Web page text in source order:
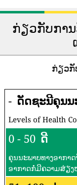
ກ່ຽວກັບກາ
ກ່ຽວ
- ດັດຊະນີຄຸນນ
Levels of Health
0 - 50 ດີ
ຄຸນນະພາບທາງອາກາ
ອາກາດກໍ່ມີຄວາມສ່ຽ